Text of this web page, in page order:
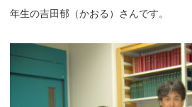
年生の吉田郁（かおる）さんです。